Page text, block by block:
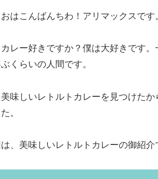
はこんばんちわ！アリマックスです
レー好きですか？僕は大好きです
くらいの人間です。
味しいレトルトカレーを見つけた
。
、美味しいレトルトカレーの御紹介